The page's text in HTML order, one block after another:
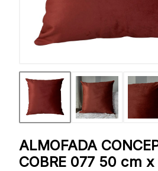
ALMOFADA
COBRE 077 50 cm